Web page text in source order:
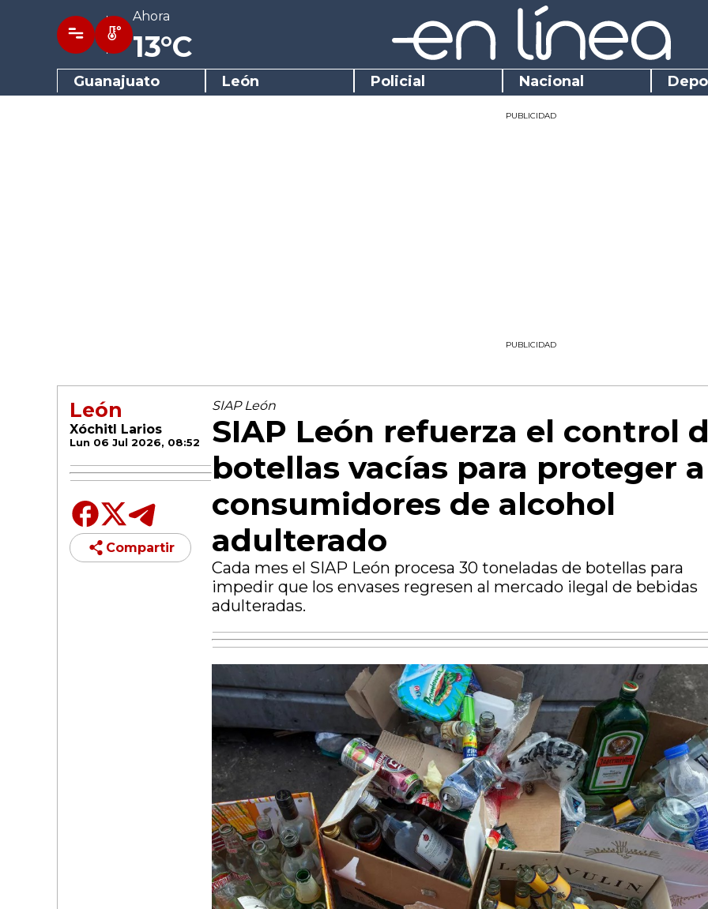
Ahora
13°C
Guanajuato León Policial Nacional
PUBLICIDAD
PUBLICIDAD
León
Xóchitl Larios
Lun 06 Jul 2026, 08:52
Compartir
SIAP León
SIAP León refuerza el control
botellas vacías para proteger a
consumidores de alcohol
adulterado
Cada mes el SIAP León procesa 30 toneladas de botellas para
impedir que los envases regresen al mercado ilegal de bebidas
adulteradas.